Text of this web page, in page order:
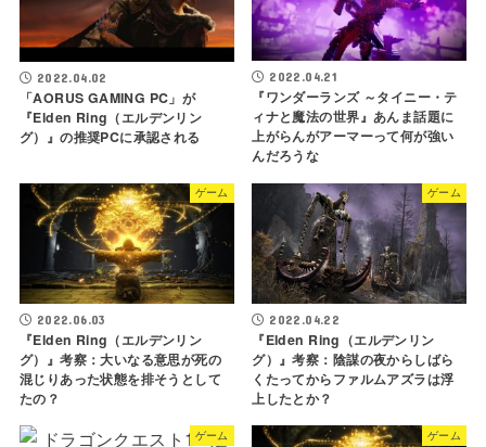
2022.04.02
「AORUS GAMING PC」が
『Elden Ring（エルデンリン
グ）』の推奨PCに承認される
2022.04.21
『ワンダーランズ ～タイニー・テ
ィナと魔法の世界』あんま話題に
上がらんがアーマーって何が強い
んだろうな
ゲーム
2022.06.03
『Elden Ring（エルデンリン
グ）』考察：大いなる意思が死の
混じりあった状態を排そうとして
たの？
ゲーム
2022.04.22
『Elden Ring（エルデンリン
グ）』考察：陰謀の夜からしばら
くたってからファルムアズラは浮
上したとか？
ゲーム ゲーム